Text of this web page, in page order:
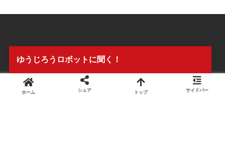
ホーム シェア トップ サイドバー
ゆうじろうロボットに聞く！